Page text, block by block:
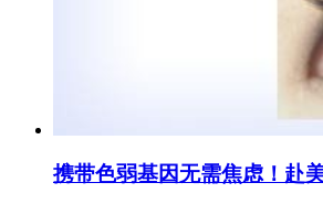
携带色弱基因无需焦虑！赴